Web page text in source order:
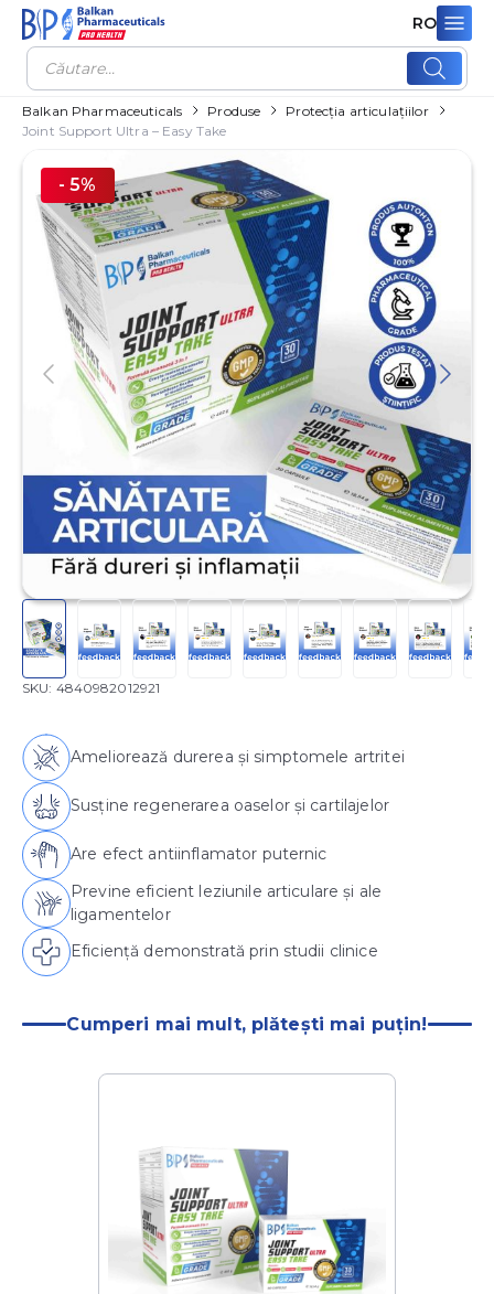
RO
Products
search
Balkan Pharmaceuticals Produse
Protecția articulațiilor
Joint Support Ultra – Easy Take
- 5%
SKU: 4840982012921
Ameliorează durerea și simptomele artritei
Susține regenerarea oaselor și cartilajelor
Are efect antiinflamator puternic
Previne eficient leziunile articulare și ale
ligamentelor
Eficiență demonstrată prin studii clinice
Cumperi mai mult, plătești mai puțin!